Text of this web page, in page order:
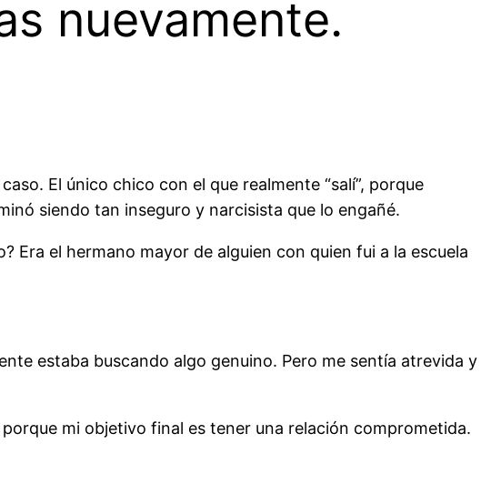
nuevamente.
El único chico con el que realmente “salí”, porque
siendo tan inseguro y narcisista que lo engañé.
Era el hermano mayor de alguien con quien fui a la escuela
estaba buscando algo genuino. Pero me sentía atrevida y
mi objetivo final es tener una relación comprometida.